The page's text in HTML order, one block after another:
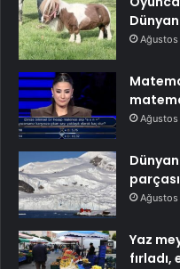
Ağustos
Ağustos
parçası
Ağustos
Yaz